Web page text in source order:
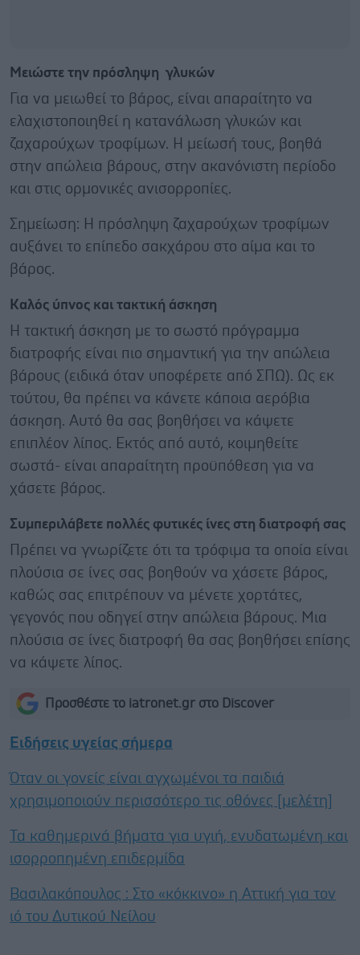
Μειώστε την πρόσληψη γλυκών
Για να μειωθεί το βάρος, είναι απαραίτητο να
ελαχιστοποιηθεί η κατανάλωση γλυκών και
ζαχαρούχων τροφίμων. Η μείωσή τους, βοηθά
στην απώλεια βάρους, στην ακανόνιστη περίοδο
και στις ορμονικές ανισορροπίες.
Σημείωση: Η πρόσληψη ζαχαρούχων τροφίμων
αυξάνει το επίπεδο σακχάρου στο αίμα και το
βάρος.
Καλός ύπνος και τακτική άσκηση
Η τακτική άσκηση με το σωστό πρόγραμμα
διατροφής είναι πιο σημαντική για την απώλεια
βάρους (ειδικά όταν υποφέρετε από ΣΠΩ). Ως εκ
τούτου, θα πρέπει να κάνετε κάποια αερόβια
άσκηση. Αυτό θα σας βοηθήσει να κάψετε
επιπλέον λίπος. Εκτός από αυτό, κοιμηθείτε
σωστά- είναι απαραίτητη προϋπόθεση για να
χάσετε βάρος.
Συμπεριλάβετε πολλές φυτικές ίνες στη διατροφή σας
Πρέπει να γνωρίζετε ότι τα τρόφιμα τα οποία είναι
πλούσια σε ίνες σας βοηθούν να χάσετε βάρος,
καθώς σας επιτρέπουν να μένετε χορτάτες,
γεγονός που οδηγεί στην απώλεια βάρους. Μια
πλούσια σε ίνες διατροφή θα σας βοηθήσει επίσης
να κάψετε λίπος.
Προσθέστε το iatronet.gr στο Discover
Ειδήσεις υγείας σήμερα
Όταν οι γονείς είναι αγχωμένοι τα παιδιά
χρησιμοποιούν περισσότερο τις οθόνες [μελέτη]
Τα καθημερινά βήματα για υγιή, ενυδατωμένη και
ισορροπημένη επιδερμίδα
Βασιλακόπουλος : Στο «κόκκινο» η Αττική για τον
ιό του Δυτικού Νείλου